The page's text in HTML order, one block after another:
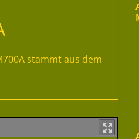
stammt aus dem